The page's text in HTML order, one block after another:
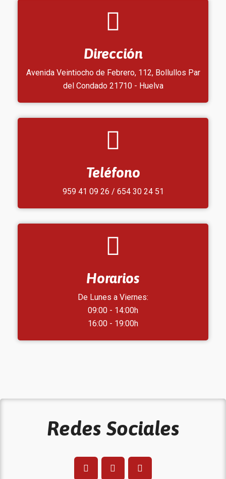
Dirección
Avenida Veintiocho de Febrero, 112, Bollullos Par
del Condado 21710 - Huelva
Teléfono
959 41 09 26 / 654 30 24 51
Horarios
De Lunes a Viernes:
09:00 - 14:00h
16:00 - 19:00h
Redes Sociales